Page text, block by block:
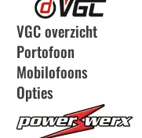
VGC overzicht
Portofoon
Mobilofoons
Opties